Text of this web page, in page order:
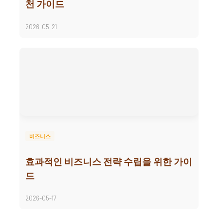
천 가이드
2026-05-21
비즈니스
효과적인 비즈니스 전략 수립을 위한 가이
드
2026-05-17